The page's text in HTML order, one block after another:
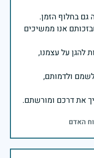
אנו ממשיכים
להגן על עצמנו,
ולדמותם,
את דרכם ומורשתם.
האדם